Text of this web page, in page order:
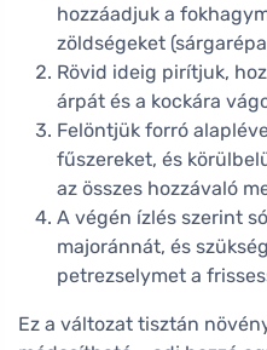
hozzáadjuk a
zöldségeket
Rövid ideig pirítjuk,
árpát és a kockára
Felöntjük forró
fűszereket, és
az összes hozzávaló
A végén ízlés szerint
majoránnát, és
petrezselymet a
Ez a változat tisztán